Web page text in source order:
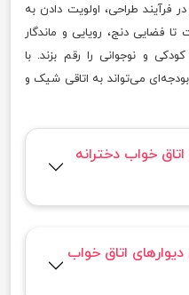
فرآیند طراحی، اولویت دادن به
فضایی دنج، رویایی و ماندگار
و نوجوانی را رقم بزند. با
می‌تواند به اتاقی شیک و
خواب دخترانه
دیوارهای اتاق خواب